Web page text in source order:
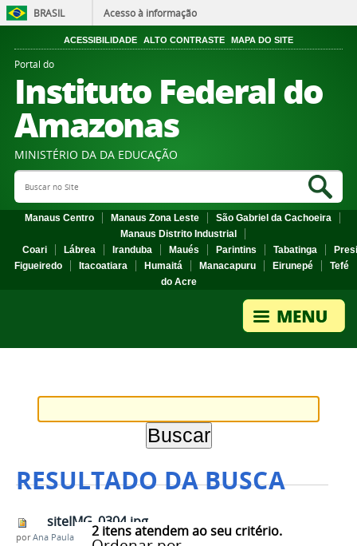
BRASIL Acesso à informação
ACESSIBILIDADE ALTO CONTRASTE MAPA DO SITE
Portal do
Instituto Federal do
Amazonas
MINISTÉRIO DA DA EDUCAÇÃO
Search Site
Manaus Centro Manaus Zona Leste
São Gabriel da Cachoeira
Manaus Distrito Industrial
Coari
Lábrea Iranduba Maués Parintins Tabatinga
Figueiredo
Itacoatiara Humaitá Manacapuru Eirunepé
Tefé
do Acre
RESULTADO DA BUSCA
2itens atendem ao seu critério.
siteIMG_0304.jpg
porAna Paula Batista